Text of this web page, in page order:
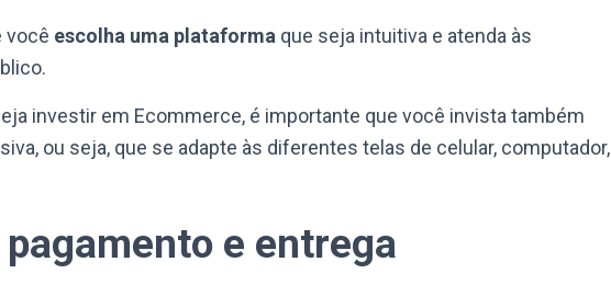
você escolha uma plataforma que seja intuitiva e atenda às
investir em Ecommerce, é importante que você invista também
ou seja, que se adapte às diferentes telas de celular, computador,
e entrega